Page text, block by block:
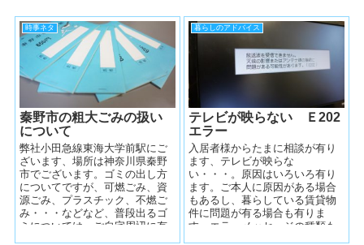
時事ネタ
秦野市の粗大ごみの扱い
について
弊社小田急線東海大学前駅にご
ざいます、場所は神奈川県秦野
市でございます。ゴミの出し方
についてですが、可燃ごみ、資
源ごみ、プラスチック、不燃ご
み・・・などなど、普段出るゴ
ミについては、ご自宅周辺に有
暮らしのアドバイス
テレビが映らない Ｅ202
エラー
入居者様からたまに相談が有り
ます、テレビが映らな
い・・・。原因はいろいろ有り
ます。ご本人に原因がある場合
もあるし、暮らしている賃貸物
件に問題が有る場合も有りま
す。エラーメッセージの種類も